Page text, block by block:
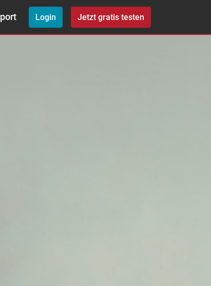
Login Jetzt gratis testen